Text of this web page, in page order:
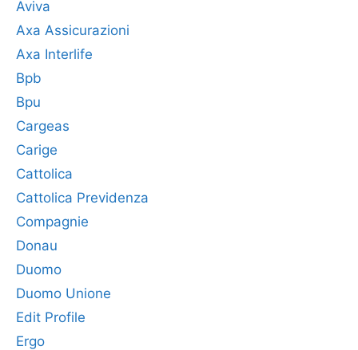
Aviva
Axa Assicurazioni
Axa Interlife
Bpb
Bpu
Cargeas
Carige
Cattolica
Cattolica Previdenza
Compagnie
Donau
Duomo
Duomo Unione
Edit Profile
Ergo